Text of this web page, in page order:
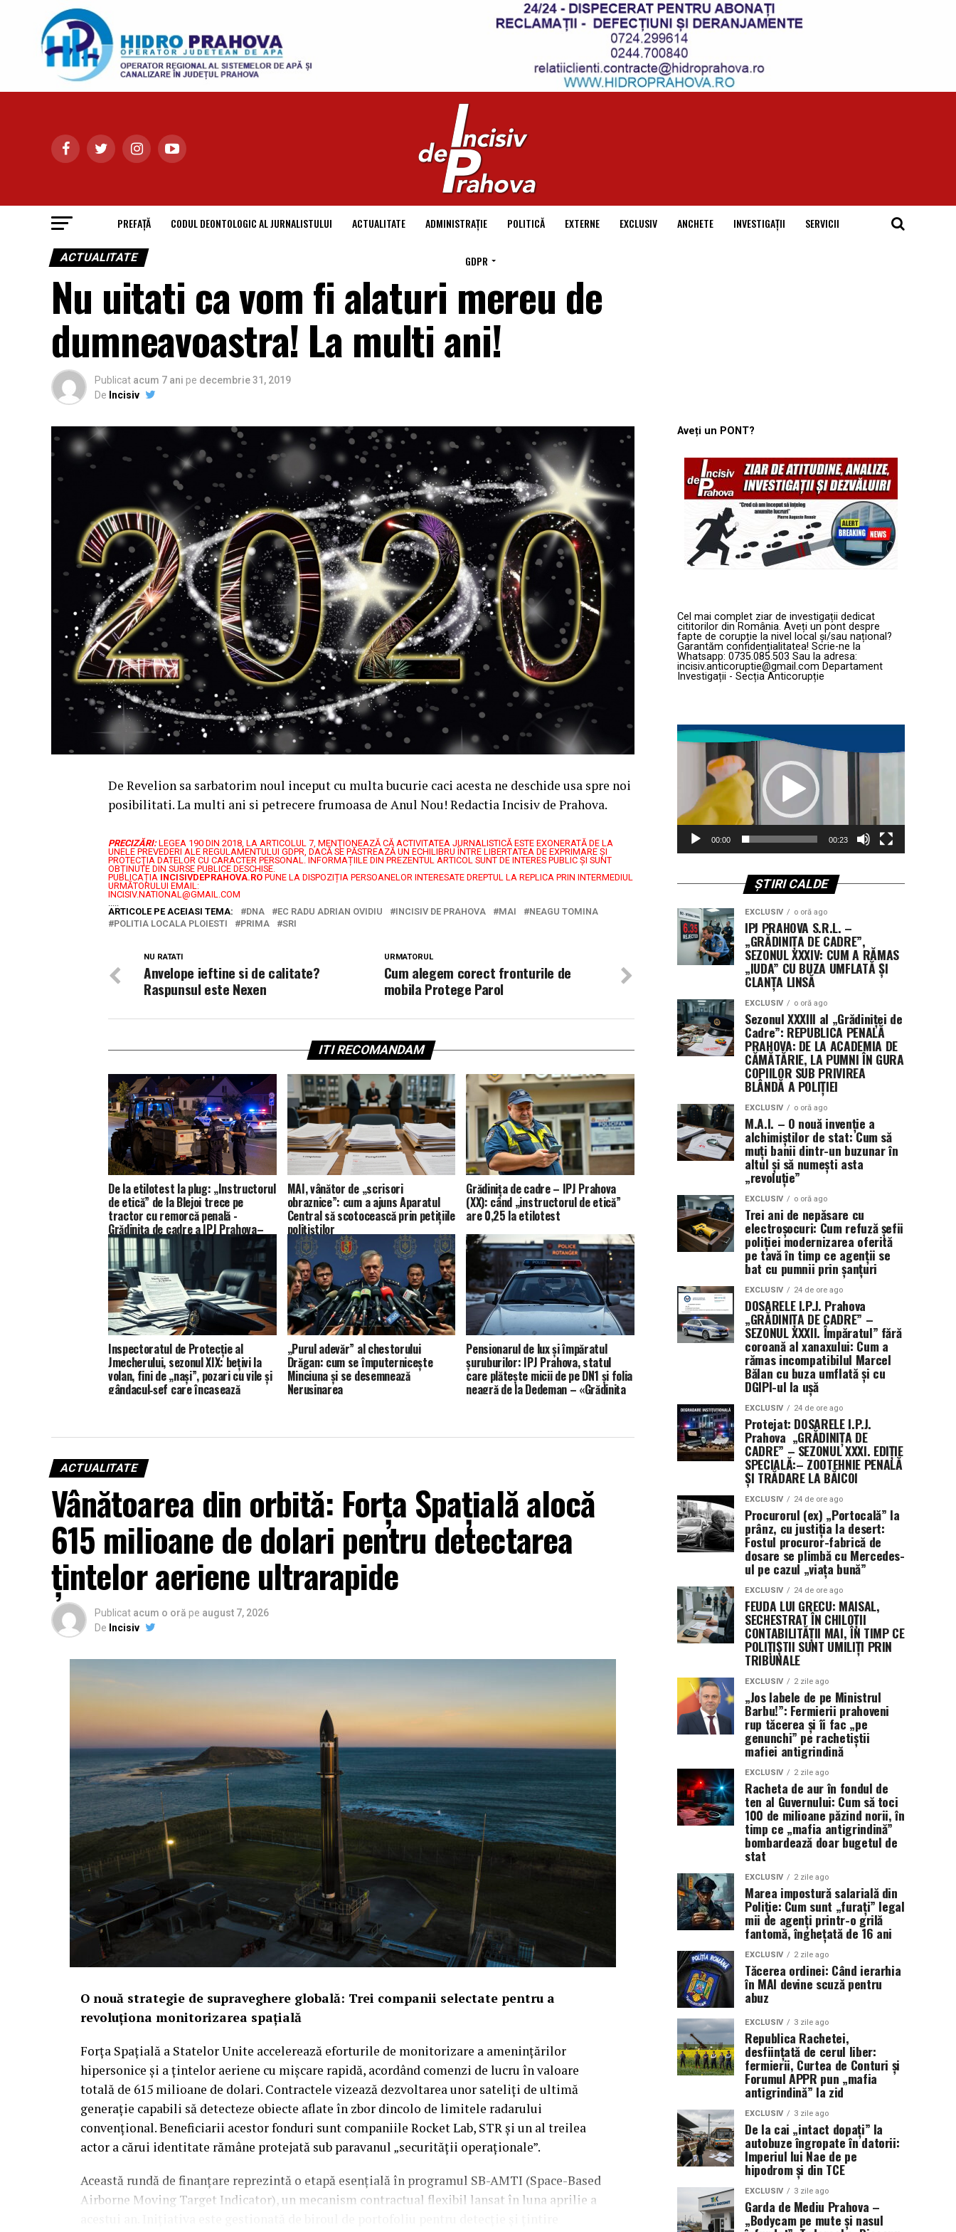
PREFAȚĂ CODUL DEONTOLOGIC AL JURNALISTULUI ACTUALITATE ADMINISTRAȚIE POLITICĂ EXTERNE EXCLUSIV ANCHETE INVESTIGAȚII SERVICII
GDPR
ACTUALITATE
Nu uitati ca vom fi alaturi mereu de
dumneavoastra! La multi ani!
Publicat acum 7 ani pe decembrie 31, 2019
De Incisiv
De Revelion sa sarbatorim noul inceput cu multa bucurie caci acesta ne deschide usa spre noi
posibilitati. La multi ani si petrecere frumoasa de Anul Nou! Redactia Incisiv de Prahova.
PRECIZĂRI: LEGEA 190 DIN 2018, LA ARTICOLUL 7, MENŢIONEAZĂ CĂ ACTIVITATEA JURNALISTICĂ ESTE EXONERATĂ DE LA
UNELE PREVEDERI ALE REGULAMENTULUI GDPR, DACĂ SE PĂSTREAZĂ UN ECHILIBRU ÎNTRE LIBERTATEA DE EXPRIMARE ŞI
PROTECŢIA DATELOR CU CARACTER PERSONAL. INFORMAȚIILE DIN PREZENTUL ARTICOL SUNT DE INTERES PUBLIC ȘI SUNT
OBȚINUTE DIN SURSE PUBLICE DESCHISE.
PUBLICAȚIA INCISIVDEPRAHOVA.RO PUNE LA DISPOZIȚIA PERSOANELOR INTERESATE DREPTUL LA REPLICA PRIN INTERMEDIUL
URMĂTORULUI EMAIL:
INCISIV.NATIONAL@GMAIL.COM
.....
ARTICOLE PE ACEIASI TEMA:
DNA EC RADU ADRIAN OVIDIU INCISIV DE PRAHOVA MAI
NEAGU TOMINA
POLITIA LOCALA PLOIESTI
PRIMA SRI
URMATORUL
Cum alegem corect fronturile de
mobila Protege Parol
NU RATATI
Anvelope ieftine si de calitate?
Raspunsul este Nexen
ITI RECOMANDAM
De la etilotest la plug: „Instructorul
de etică” de la Blejoi trece pe
tractor cu remorcă penală -
Grădinița de cadre a IPJ Prahova–
sezonul XXIX
MAI, vânător de „scrisori
obraznice”: cum a ajuns Aparatul
Central să scotocească prin petițiile
polițiștilor
Grădinița de cadre – IPJ Prahova
(XX): când „instructorul de etică”
are 0,25 la etilotest
Inspectoratul de Protecție al
Jmecherului, sezonul XIX: bețivi la
volan, fini de „nași”, pozari cu vile și
gândacul‑șef care încasează
„Purul adevăr” al chestorului
Drăgan: cum se împuternicește
Minciuna și se desemnează
Nerușinarea
Pensionarul de lux și împăratul
șuruburilor: IPJ Prahova, statul
care plătește micii de pe DN1 și folia
neagră de la Dedeman – «Grădinița
ACTUALITATE
Vânătoarea din orbită: Forța Spațială alocă
615 milioane de dolari pentru detectarea
țintelor aeriene ultrarapide
Publicat acum o oră pe august 7, 2026
De Incisiv
O nouă strategie de supraveghere globală: Trei companii selectate pentru a
revoluționa monitorizarea spațială
Forța Spațială a Statelor Unite accelerează eforturile de monitorizare a amenințărilor
hipersonice și a țintelor aeriene cu mișcare rapidă, acordând comenzi de lucru în valoare
totală de 615 milioane de dolari. Contractele vizează dezvoltarea unor sateliți de ultimă
generație capabili să detecteze obiecte aflate în zbor dincolo de limitele radarului
convențional. Beneficiarii acestor fonduri sunt companiile Rocket Lab, STR și un al treilea
actor a cărui identitate rămâne protejată sub paravanul „securității operaționale”.
Această rundă de finanțare reprezintă o etapă esențială în programul SB-AMTI (Space-Based
Airborne Moving Target Indicator), un mecanism contractual flexibil lansat în luna aprilie a
Aveți un PONT?
Cel mai complet ziar de investigații dedicat
cititorilor din România. Aveți un pont despre
fapte de corupție la nivel local și/sau național?
Garantăm confidențialitatea! Scrie-ne la
Whatsapp: 0735.085.503 Sau la adresa:
incisiv.anticoruptie@gmail.com Departament
Investigații - Secția Anticorupție
Player
video
00:00 00:23
ȘTIRI CALDE
EXCLUSIV o oră ago
IPJ PRAHOVA S.R.L. –
„GRĂDINIȚA DE CADRE”,
SEZONUL XXXIV: CUM A RĂMAS
„IUDA” CU BUZA UMFLATĂ ȘI
CLANȚA LINSĂ
EXCLUSIV o oră ago
Sezonul XXXIII al „Grădiniței de
Cadre”: REPUBLICA PENALĂ
PRAHOVA: DE LA ACADEMIA DE
CĂMĂTĂRIE, LA PUMNI ÎN GURA
COPIILOR SUB PRIVIREA
BLÂNDĂ A POLIȚIEI
EXCLUSIV o oră ago
M.A.I. – O nouă invenție a
alchimiștilor de stat: Cum să
muți banii dintr-un buzunar în
altul și să numești asta
„revoluție”
EXCLUSIV o oră ago
Trei ani de nepăsare cu
electroșocuri: Cum refuză șefii
poliției modernizarea oferită
pe tavă în timp ce agenții se
bat cu pumnii prin șanțuri
EXCLUSIV 24 de ore ago
DOSARELE I.P.J. Prahova
„GRĂDINIȚA DE CADRE” –
SEZONUL XXXII. Împăratul” fără
coroană al xanaxului: Cum a
rămas incompatibilul Marcel
Bălan cu buza umflată și cu
DGIPI-ul la ușă
EXCLUSIV 24 de ore ago
Protejat: DOSARELE I.P.J.
Prahova „GRĂDINIȚA DE
CADRE” – SEZONUL XXXI. EDIȚIE
SPECIALĂ:– ZOOTEHNIE PENALĂ
ȘI TRĂDARE LA BĂICOI
EXCLUSIV 24 de ore ago
Procurorul (ex) „Portocală” la
prânz, cu justiția la desert:
Fostul procuror-fabrică de
dosare se plimbă cu Mercedes-
ul pe cazul „viața bună”
EXCLUSIV 24 de ore ago
FEUDA LUI GRECU: MAISAL,
SECHESTRAT ÎN CHILOȚII
CONTABILITĂȚII MAI, ÎN TIMP CE
POLIȚIȘTII SUNT UMILIȚI PRIN
TRIBUNALE
EXCLUSIV 2 zile ago
„Jos labele de pe Ministrul
Barbu!”: Fermierii prahoveni
rup tăcerea și îi fac „pe
genunchi” pe rachetiștii
mafiei antigrindină
EXCLUSIV 2 zile ago
Racheta de aur în fondul de
ten al Guvernului: Cum să toci
100 de milioane păzind norii, în
timp ce „mafia antigrindină”
bombardează doar bugetul de
stat
EXCLUSIV 2 zile ago
Marea impostură salarială din
Poliție: Cum sunt „furați” legal
mii de agenți printr-o grilă
fantomă, înghețată de 16 ani
EXCLUSIV 2 zile ago
Tăcerea ordinei: Când ierarhia
în MAI devine scuză pentru
abuz
EXCLUSIV 3 zile ago
Republica Rachetei,
desființată de cerul liber:
fermierii, Curtea de Conturi și
Forumul APPR pun „mafia
antigrindină” la zid
EXCLUSIV 3 zile ago
De la cai „intact dopați” la
autobuze îngropate în datorii:
Imperiul lui Nae de pe
hipodrom și din TCE
EXCLUSIV 3 zile ago
Garda de Mediu Prahova –
„Bodycam pe mute și nasul